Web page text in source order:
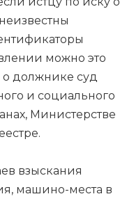
можно это
должнике суд
и социального
Министерстве
взыскания
машино-места в